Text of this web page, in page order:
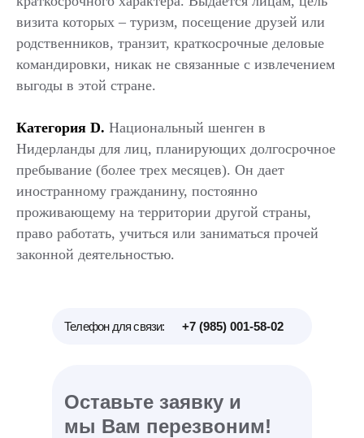
визита которых – туризм, посещение друзей или
родственников, транзит, краткосрочные деловые
командировки, никак не связанные с извлечением
выгоды в этой стране.
Категория D. Национальный шенген в
Нидерланды для лиц, планирующих долгосрочное
пребывание (более трех месяцев). Он дает
иностранному гражданину, постоянно
проживающему на территории другой страны,
право работать, учиться или заниматься прочей
законной деятельностью.
+7 (985) 001-58-02
Оставьте заявку и
мы Вам перезвоним!
Телефон для связи: